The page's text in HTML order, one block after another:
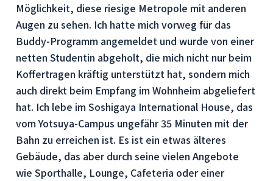
Möglichkeit, diese riesige Metropole mit anderen
Augen zu sehen. Ich hatte mich vorweg für das
Buddy-Programm angemeldet und wurde von einer
netten Studentin abgeholt, die mich nicht nur beim
Koffertragen kräftig unterstützt hat, sondern mich
auch direkt beim Empfang im Wohnheim abgeliefert
hat. Ich lebe im Soshigaya International House, das
vom Yotsuya-Campus ungefähr 35 Minuten mit der
Bahn zu erreichen ist. Es ist ein etwas älteres
Gebäude, das aber durch seine vielen Angebote
wie Sporthalle, Lounge, Cafeteria oder einer